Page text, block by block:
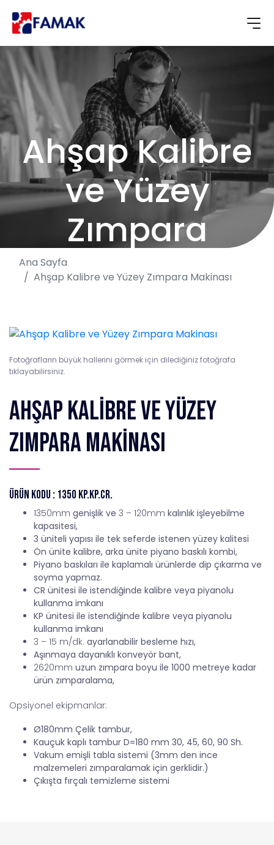
Ahşap Kalibre
ve Yüzey
Zımpara
Makinası
Ana Sayfa
Ahşap Kalibre ve Yüzey Zımpara Makinası
Fotoğrafların büyük hallerini görmek için dilediğiniz fotoğrafa
tıklayabilirsiniz.
Ahşap Kalibre ve Yüzey
Zımpara Makinası
Ürün Kodu : 1350 KP.KP.CR.
1350mm genişlik ve 3 – 120mm kalınlık işleyebilme
kapasitesi,
3 üniteli yapısı ile tek seferde istenen yüzey kalitesi
Ön ünite kalibre, arka ünite piyano baskılı kombi,
Piyano baskıları ile kaplamalı ürünlerde dip çıkarma ve
soyma yapmaz.
CR ünitesi ile istendiğinde kalibre veya piyanolu
kullanma imkanı
KP ünitesi ile istendiğinde kalibre veya piyanolu
kullanma imkanı
3 – 15 m/dk. ayarlanabilir besleme hızı,
Aşınmaya dayanıklı konveyör bant,
2620mm uzun zımpara boyu ile 1000 metreye kadar
ürün zımparalama,
Opsiyonel ekipmanlar:
Ø180mm Çelik tambur,
Kauçuk kaplı tambur D=180 mm 30, 45, 60, 90 Sh.
Vakum emişli tabla sistemi (3mm den ince
malzemeleri zımparalamak için gerklidir.)
Çıkışta fırçalı temizleme sistemi